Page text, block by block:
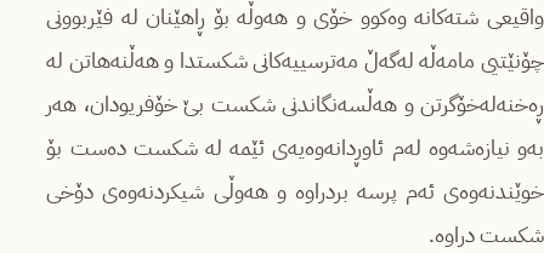
واقیعی شتەکانە وەکوو خۆی و هەوڵە بۆ ڕاهێنان لە فێربوونی
چۆنێتیی مامەڵە لەگەڵ مەترسییەکانی شکستدا و هەڵنەهاتن لە
ڕەخنەلەخۆگرتن و هەڵسەنگاندنی شکست بێ خۆفریودان، هەر
بەو نیازەشەوە لەم ئاوڕدانەوەیەی ئێمە لە شکست دەست بۆ
خوێندنەوەی ئەم پرسە بردراوە و هەوڵی شیکردنەوەی دۆخی
شکست دراوە.